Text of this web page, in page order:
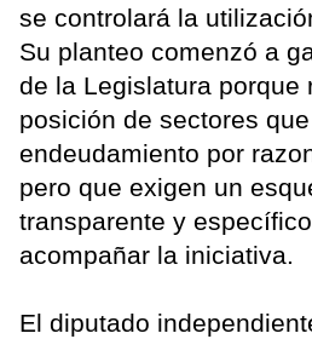
se controlará la
Su planteo comenzó a
de la Legislatura porque
posición de sectores
endeudamiento por
pero que exigen un
transparente y
acompañar la iniciativa.
El diputado